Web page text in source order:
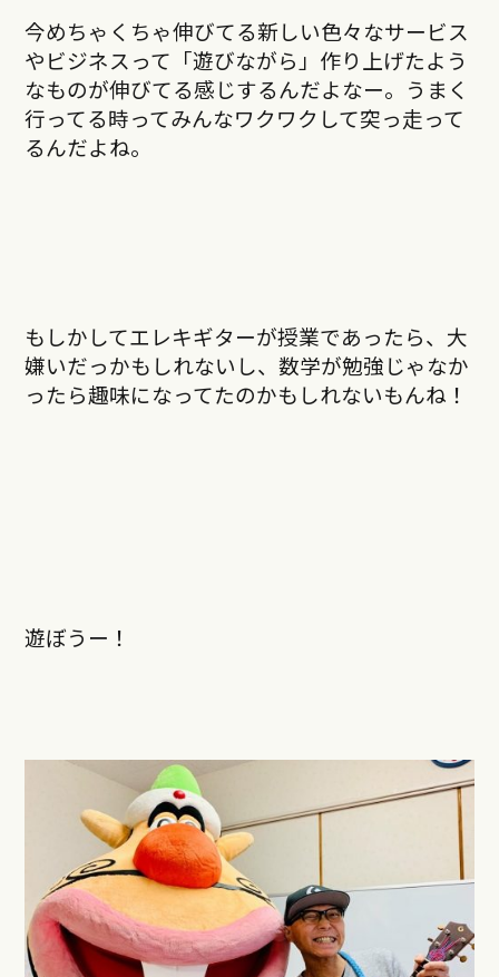
今めちゃくちゃ伸びてる新しい色々なサービス
やビジネスって「遊びながら」作り上げたよう
なものが伸びてる感じするんだよなー。うまく
行ってる時ってみんなワクワクして突っ走って
るんだよね。
もしかしてエレキギターが授業であったら、大
嫌いだっかもしれないし、数学が勉強じゃなか
ったら趣味になってたのかもしれないもんね！
遊ぼうー！